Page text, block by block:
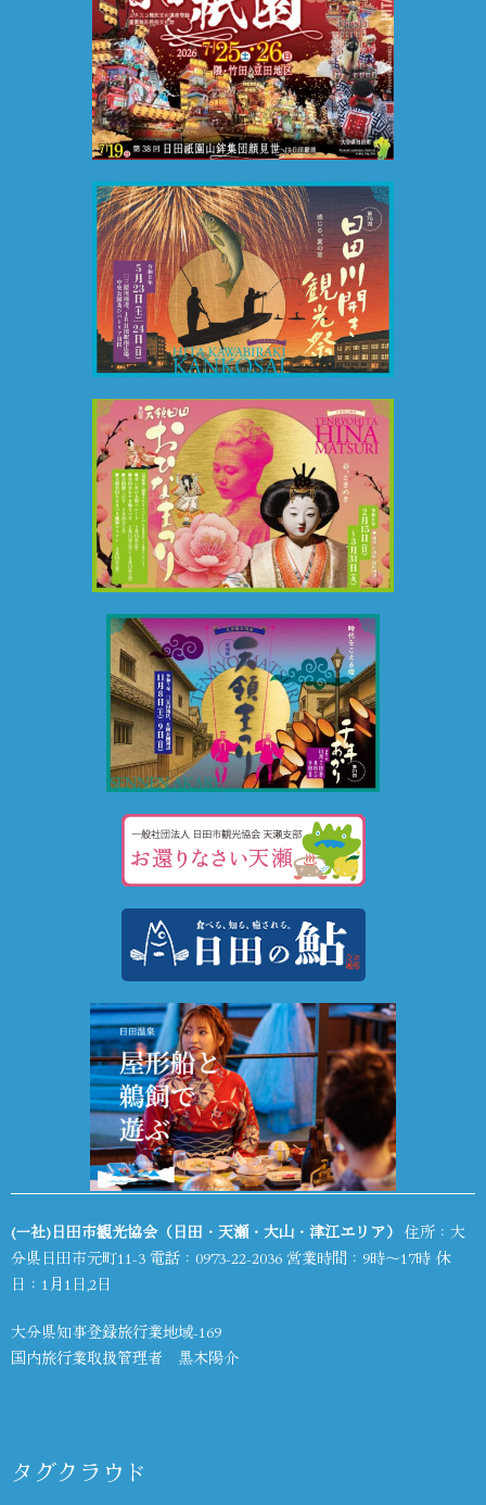
(一社)日田市観光協会（日田・天瀬・大山・津江エリア） 住所：大
分県日田市元町11-3 電話： 0973-22-2036 営業時間：9時～17時 休
日：1月1日,2日
大分県知事登録旅行業地域-169
国内旅行業取扱管理者 黒木陽介
タグクラウド